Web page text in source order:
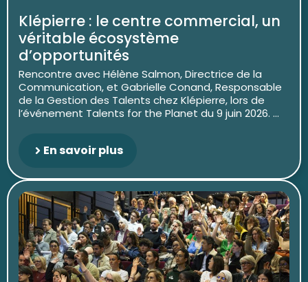
Klépierre : le centre commercial, un
véritable écosystème
d’opportunités
Rencontre avec Hélène Salmon, Directrice de la
Communication, et Gabrielle Conand, Responsable
de la Gestion des Talents chez Klépierre, lors de
l’événement Talents for the Planet du 9 juin 2026. ...
En savoir plus